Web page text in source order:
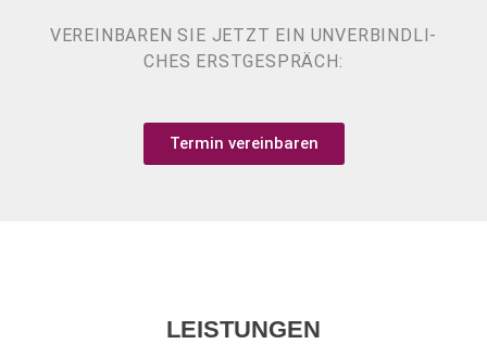
VER­EIN­BA­REN SIE JETZT EIN UNVER­BIND­LI­
CHES ERSTGESPRÄCH:
Ter­min vereinbaren
LEISTUNGEN